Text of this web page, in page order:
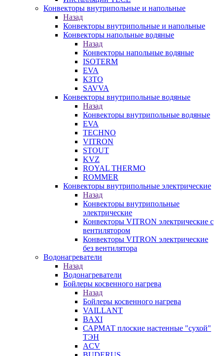
Конвекторы внутрипольные и напольные
Назад
Конвекторы внутрипольные и напольные
Конвекторы напольные водяные
Назад
Конвекторы напольные водяные
ISOTERM
EVA
КЗТО
SAVVA
Конвекторы внутрипольные водяные
Назад
Конвекторы внутрипольные водяные
EVA
TECHNO
VITRON
STOUT
KVZ
ROYAL THERMO
ROMMER
Конвекторы внутрипольные электрические
Назад
Конвекторы внутрипольные
электрические
Конвекторы VITRON электрические с
вентилятором
Конвекторы VITRON электрические
без вентилятора
Водонагреватели
Назад
Водонагреватели
Бойлеры косвенного нагрева
Назад
Бойлеры косвенного нагрева
VAILLANT
BAXI
САРМАТ плоские настенные "сухой"
ТЭН
ACV